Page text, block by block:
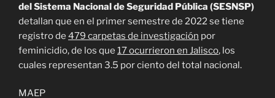
del Sistema Nacional de Seguridad Pública (SESNSP)
detallan que en el primer semestre de 2022 se tiene
registro de 479 carpetas de investigación por
feminicidio, de los que 17 ocurrieron en Jalisco, los
cuales representan 3.5 por ciento del total nacional.
MAEP